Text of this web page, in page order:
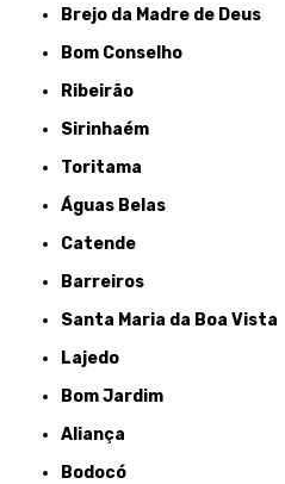
Brejo da Madre de Deus
Bom Conselho
Ribeirão
Sirinhaém
Toritama
Águas Belas
Catende
Barreiros
Santa Maria da Boa Vista
Lajedo
Bom Jardim
Aliança
Bodocó